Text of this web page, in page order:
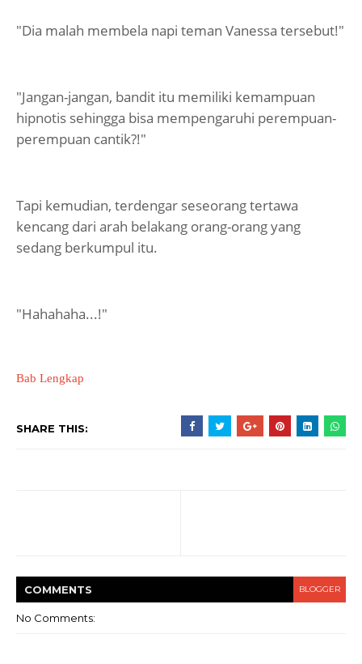
"Dia malah membela napi teman Vanessa tersebut!"
"Jangan-jangan, bandit itu memiliki kemampuan
hipnotis sehingga bisa mempengaruhi perempuan-
perempuan cantik?!"
Tapi kemudian, terdengar seseorang tertawa
kencang dari arah belakang orang-orang yang
sedang berkumpul itu.
"Hahahaha...!"
Bab Lengkap
SHARE THIS:
COMMENTS BLOGGER
No Comments: